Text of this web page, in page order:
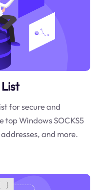
for secure and
top Windows SOCKS5
and more.